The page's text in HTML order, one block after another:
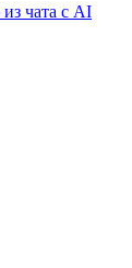
чата с AI